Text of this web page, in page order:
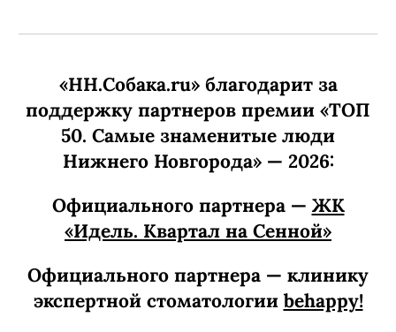
«НН.Собака.ru» благодарит за
поддержку партнеров премии «ТОП
50. Самые знаменитые люди
Нижнего Новгорода» — 2026:
Официального партнера — ЖК
«Идель. Квартал на Сенной»
Официального партнера — клинику
экспертной стоматологии behappy!